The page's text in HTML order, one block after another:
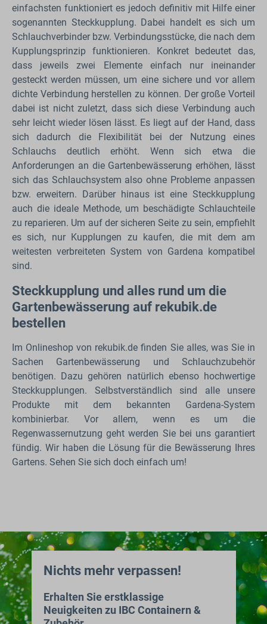
einfachsten funktioniert es jedoch definitiv mit Hilfe einer
sogenannten Steckkupplung. Dabei handelt es sich um
Schlauchverbinder bzw. Verbindungsstücke, die nach dem
Kupplungsprinzip funktionieren. Konkret bedeutet das,
dass jeweils zwei Elemente einfach nur ineinander
gesteckt werden müssen, um eine sichere und vor allem
dichte Verbindung herstellen zu können. Der große Vorteil
dabei ist nicht zuletzt, dass sich diese Verbindung auch
sehr leicht wieder lösen lässt. Es liegt auf der Hand, dass
sich dadurch die Flexibilität bei der Nutzung eines
Schlauchs deutlich erhöht. Wenn sich etwa die
Anforderungen an die Gartenbewässerung erhöhen, lässt
sich das Schlauchsystem also ohne Probleme anpassen
bzw. erweitern. Darüber hinaus ist eine Steckkupplung
auch die ideale Methode, um beschädigte Schlauchteile
zu reparieren. Um auf der sicheren Seite zu sein, empfiehlt
es sich, nur Kupplungen zu kaufen, die mit dem am
weitesten verbreiteten System von Gardena kompatibel
sind.
Steckkupplung und alles rund um die
Gartenbewässerung auf rekubik.de
bestellen
Im Onlineshop von rekubik.de finden Sie alles, was Sie in
Sachen Gartenbewässerung und Schlauchzubehör
benötigen. Dazu gehören natürlich ebenso hochwertige
Steckkupplungen. Selbstverständlich sind alle unsere
Produkte mit dem bekannten Gardena-System
kombinierbar. Vor allem, wenn es um die
Regenwassernutzung geht werden Sie bei uns garantiert
fündig. Wir haben die Lösung für die Bewässerung Ihres
Gartens. Sehen Sie sich doch einfach um!
Nichts mehr verpassen!
Erhalten Sie erstklassige
Neuigkeiten zu IBC Containern &